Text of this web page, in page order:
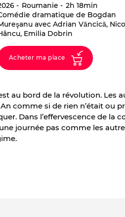
Roumanie
2h 18min
dramatique de Bogdan
avec Adrian Văncică,
Emilia Dobrin
Acheter ma place
au bord de la révolution. Les
comme si de rien n’était ou
Dans l’effervescence de la
journée pas comme les